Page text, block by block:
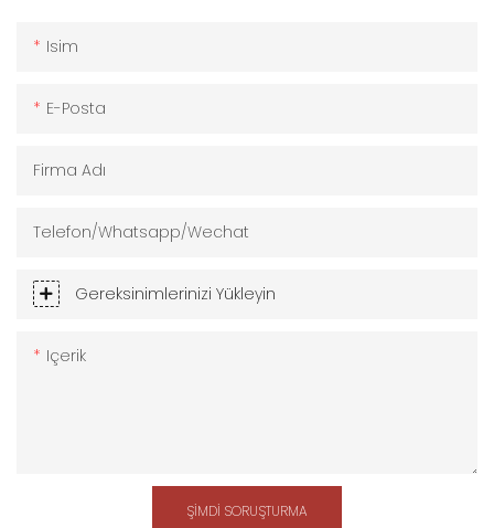
Isim
E-Posta
Firma Adı
Telefon/Whatsapp/Wechat
Gereksinimlerinizi Yükleyin
Içerik
ŞIMDI SORUŞTURMA